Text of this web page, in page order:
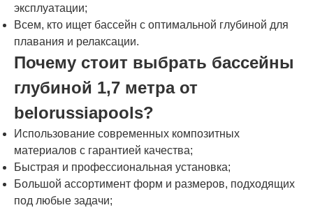
эксплуатации;
Всем, кто ищет бассейн с оптимальной глубиной для
плавания и релаксации.
Почему стоит выбрать бассейны
глубиной 1,7 метра от
belorussiapools?
Использование современных композитных
материалов с гарантией качества;
Быстрая и профессиональная установка;
Большой ассортимент форм и размеров, подходящих
под любые задачи;